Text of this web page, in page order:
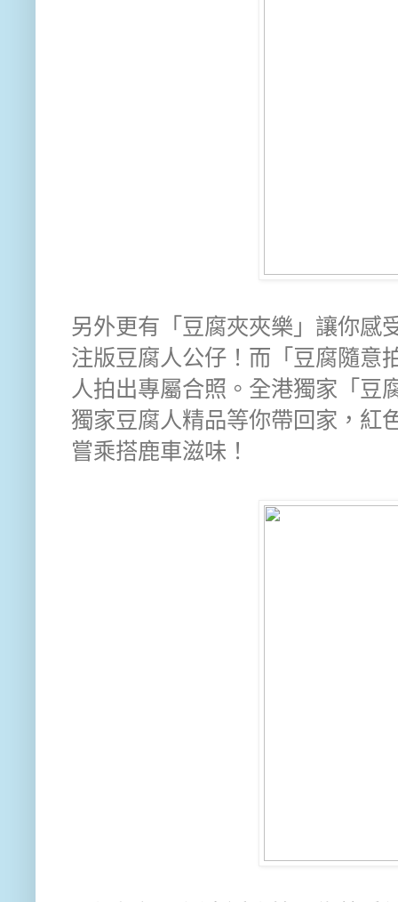
另外更有「豆腐夾夾樂」讓你感
注版豆腐人公仔！而「豆腐隨意
人拍出專屬合照。全港獨家「豆
獨家豆腐人精品等你帶回家，紅
嘗乘搭鹿車滋味！